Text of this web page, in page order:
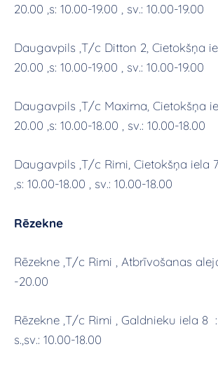
20.00 ,s: 10.00-19.00 , sv.: 10.00-19.00
Daugavpils ,T/c Ditton 2, Cietokšņa
20.00 ,s: 10.00-19.00 , sv.: 10.00-19.00
Daugavpils ,T/c Maxima, Cietokšņa
20.00 ,s: 10.00-18.00 , sv.: 10.00-18.00
Daugavpils ,T/c Rimi, Cietokšņa iela
,s: 10.00-18.00 , sv.: 10.00-18.00
Rēzekne
Rēzekne ,T/c Rimi , Atbrīvošanas
-20.00
Rēzekne ,T/c Rimi , Galdnieku iela 8 :
s.,sv.: 10.00-18.00